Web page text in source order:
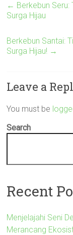
← Berkebun
Surga Hijau
Berkebun Santai:
Surga Hijau! →
Leave a
You must be
Search
Recent
Menjelajahi Seni
Merancang